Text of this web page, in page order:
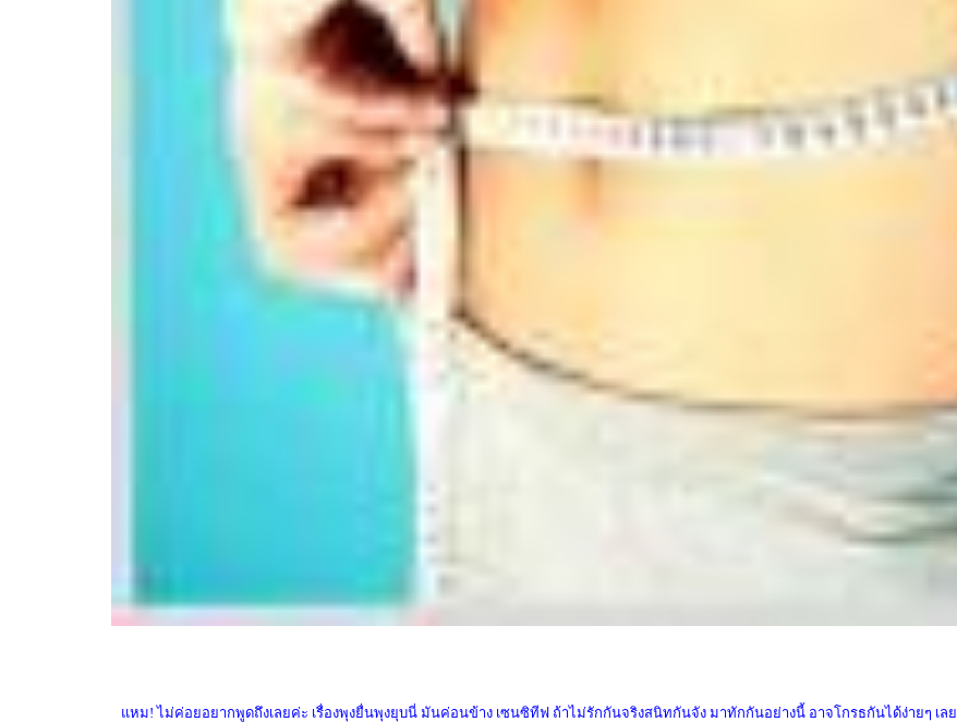
แหม! ไม่ค่อยอยากพูดถึงเลยค่ะ เรื่องพุงยื่นพุงยุบนี่ มันค่อนข้าง เซนซิทีฟ ถ้าไม่รักกันจริงสนิทกันจัง มาทักกันอย่างนี้ อาจโกรธกันได้ง่ายๆ เลย